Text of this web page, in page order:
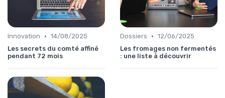
Innovation • 14/08/2025
Les secrets du comté affiné
pendant 72 mois
Dossiers • 12/06/2025
Les fromages non fermentés
: une liste à découvrir